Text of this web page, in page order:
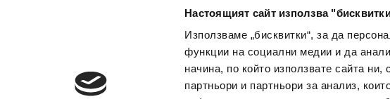
Настоящият сайт използва
Използваме „бисквитки“, за да
функции на социални медии и да
начина, по който използвате сайта
партньори и партньори за анализ,